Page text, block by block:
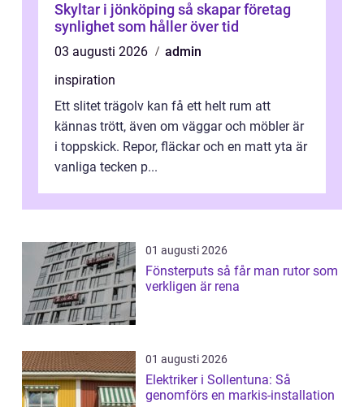
Skyltar i jönköping så skapar företag
synlighet som håller över tid
03 augusti 2026
admin
inspiration
Ett slitet trägolv kan få ett helt rum att
kännas trött, även om väggar och möbler är
i toppskick. Repor, fläckar och en matt yta är
vanliga tecken p...
01 augusti 2026
Fönsterputs så får man rutor som
verkligen är rena
01 augusti 2026
Elektriker i Sollentuna: Så
genomförs en markis-installation